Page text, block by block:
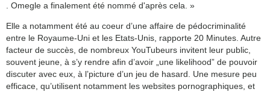
. Omegle a finalement été nommé d'après cela. »
Elle a notamment été au coeur d’une affaire de pédocriminalité
entre le Royaume-Uni et les Etats-Unis, rapporte 20 Minutes. Autre
facteur de succès, de nombreux YouTubeurs invitent leur public,
souvent jeune, à s’y rendre afin d’avoir „une likelihood” de pouvoir
discuter avec eux, à l’picture d’un jeu de hasard. Une mesure peu
efficace, qu’utilisent notamment les websites pornographiques, et